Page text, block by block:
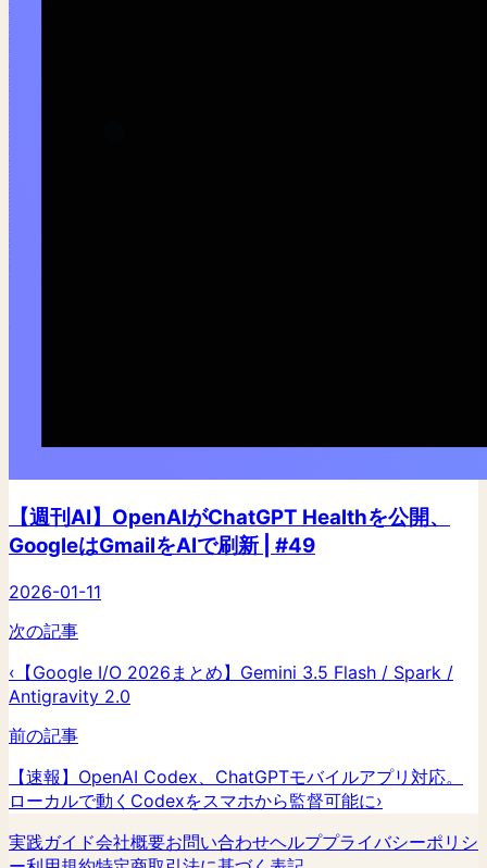
【週刊AI】OpenAIがChatGPT Healthを公開、
GoogleはGmailをAIで刷新 | #49
2026-01-11
次の記事
‹ 【Google I/O 2026まとめ】Gemini 3.5 Flash / Spark /
Antigravity 2.0
前の記事
【速報】OpenAI Codex、ChatGPTモバイルアプリ対応。
ローカルで動くCodexをスマホから監督可能に›
実践ガイド会社概要お問い合わせヘルププライバシーポリシ